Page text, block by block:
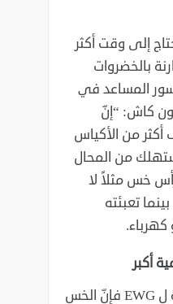
إلى وقت أكثر
بالخضروات
المساعد في
كاش: “إنّ
أكثر من الأكياس
من المحال
خس مثلاً لا
تعبئته
أكبر
تبعاً للتصنيفات السنوية ل‎ EWG ‎فإنّ الخس